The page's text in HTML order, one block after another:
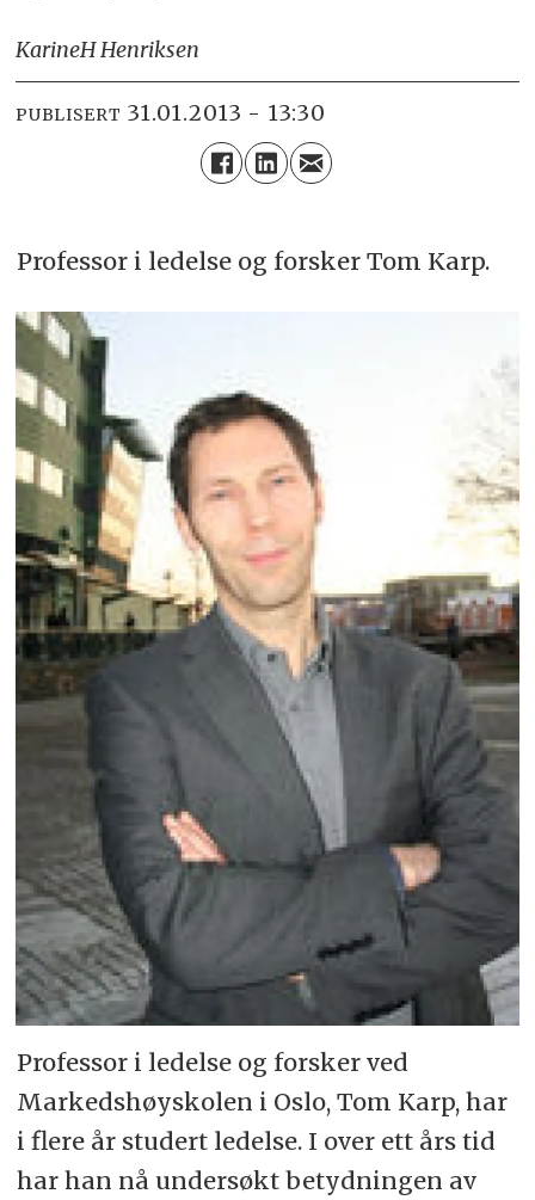
KarineH Henriksen
PUBLISERT 31.01.2013 - 13:30
Professor i ledelse og forsker Tom Karp.
Professor i ledelse og forsker ved
Markedshøyskolen i Oslo, Tom Karp, har
i flere år studert ledelse. I over ett års tid
har han nå undersøkt betydningen av